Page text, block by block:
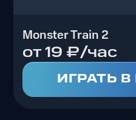
Monster Train 2
от 19 ₽/час
ИГРАТЬ В